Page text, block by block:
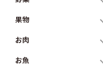
果物
お肉
お魚